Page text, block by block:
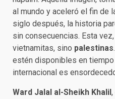
al mundo y aceleró el fin de
siglo después, la historia
sin consecuencias. Esta
vietnamitas, sino palestinas
estén disponibles en
internacional es
Ward Jalal al-Sheikh Khalil